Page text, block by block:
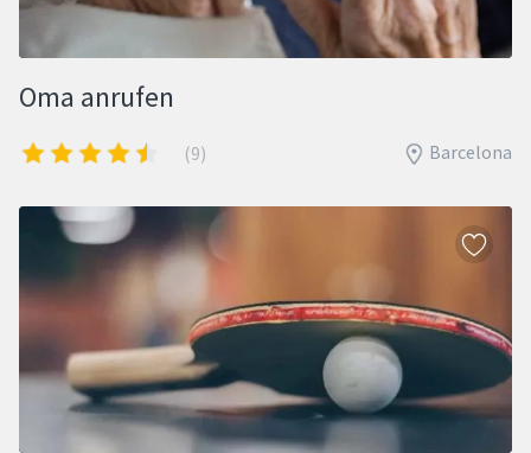
Oma anrufen
(9) Barcelona